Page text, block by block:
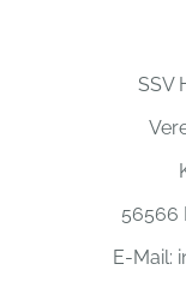
SSV
56566
E-Mail: